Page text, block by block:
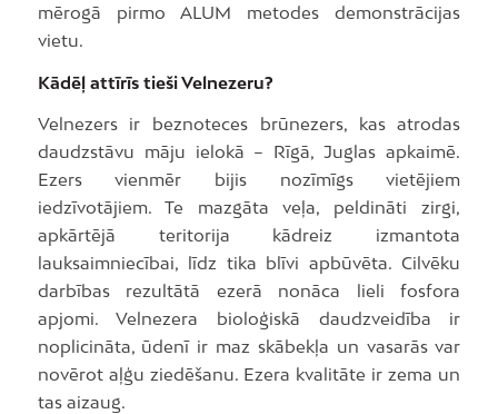
mērogā pirmo ALUM metodes demonstrācijas
vietu.
Kādēļ attīrīs tieši Velnezeru?
Velnezers ir beznoteces brūnezers, kas atrodas
daudzstāvu māju ielokā – Rīgā, Juglas apkaimē.
Ezers vienmēr bijis nozīmīgs vietējiem
iedzīvotājiem. Te mazgāta veļa, peldināti zirgi,
apkārtējā teritorija kādreiz izmantota
lauksaimniecībai, līdz tika blīvi apbūvēta. Cilvēku
darbības rezultātā ezerā nonāca lieli fosfora
apjomi. Velnezera bioloģiskā daudzveidība ir
noplicināta, ūdenī ir maz skābekļa un vasarās var
novērot aļģu ziedēšanu. Ezera kvalitāte ir zema un
tas aizaug.